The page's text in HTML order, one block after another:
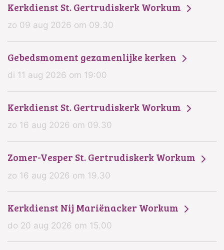
Kerkdienst St. Gertrudiskerk Workum
zo 09 aug 2026 om 09.30
Gebedsmoment gezamenlijke kerken
di 11 aug 2026 om 19:00
Kerkdienst St. Gertrudiskerk Workum
zo 16 aug 2026 om 09.30
Zomer-Vesper St. Gertrudiskerk Workum
zo 16 aug 2026 om 19.30
Kerkdienst Nij Mariënacker Workum
do 20 aug 2026 om 15.00